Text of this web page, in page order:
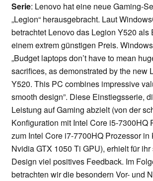
Serie: Lenovo hat eine neue Gaming-
„Legion“ herausgebracht. Laut
betrachtet Lenovo das Legion Y520 als
einem extrem günstigen Preis.
„Budget laptops don’t have to mean
sacrifices, as demonstrated by the new
Y520. This PC combines impressive
smooth design”. Diese Einstiegsserie,
Leistung auf Gaming abzielt (von der
Konfiguration mit Intel Core i5-7300HQ
zum Intel Core i7-7700HQ Prozessor in
Nvidia GTX 1050 Ti GPU), erhielt für
Design viel positives Feedback. Im
betrachten wir die besondern Vor- und